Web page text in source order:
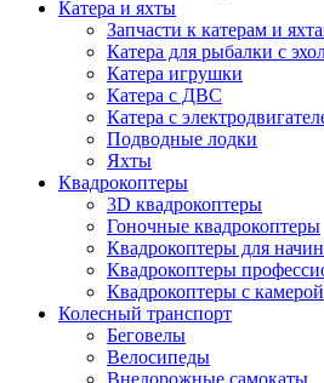
Катера и яхты
Запчасти к катерам и
Катера для рыбалки с
Катера игрушки
Катера с ДВС
Катера с
Подводные лодки
Яхты
Квадрокоптеры
3D квадрокоптеры
Гоночные квадрокоптеры
Квадрокоптеры для
Квадрокоптеры
Квадрокоптеры с камерой
Колесный транспорт
Беговелы
Велосипеды
Внедорожные самокаты